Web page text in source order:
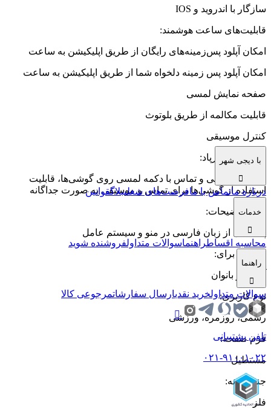
سازگار با اندروید و IOS
قابلیت‌های ساعت هوشمند:
امکان آپلود پس‌زمینه‌های رایگان از طریق اپلیکیشن به ساعت
امکان آپلود پس زمینه دلخواه شما از طریق اپلیکیشن به ساعت
صفحه نمایش لمسی
قابلیت مکالمه از طریق بلوتوث
کنترل موسیقی
قابلیت‌های ایرپاد:
کنترل موسیقی و تماس با دکمه لمسی روی گوشی‌ها، قابلیت
استفاده از گوشی‌ها برای تماس و موسیقی به صورت جداگانه
سایر توضیحات:
پشتیبانی از زبان فارسی در منو و سیستم عامل
مناسب برای:
آقایان و بانوان
نوع کاربری:
رسمی، روزمره، ورزشی
فرم صفحه:
مستطیل
جنس بدنه:
فلز
با دیجی شهر
درباره ماتماس با مافرصت‌های شغلیبلاگقوانین
خدمات
محاسبه اقساطراهنماسوالات متداولفروشنده شوید
راهنما
سوالات متداولخرید نقدیارسال سفارشاتمرجوعی کالا
تلفن پشتیبانی
۰۲۱-۹۱۰۰۱۰۲۲